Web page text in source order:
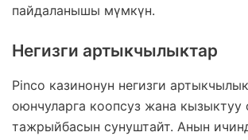
пайдаланышы мүмкүн.
Негизги артыкчылыктар
Pinco казинонун негизги
оюнчуларга коопсуз жана кызыктуу
тажрыйбасын сунуштайт. Анын